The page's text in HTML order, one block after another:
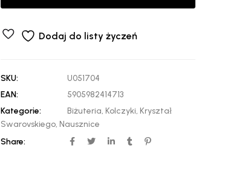
Dodaj do listy życzeń
SKU:
U051704
EAN:
5905982414713
Kategorie:
Biżuteria, Kolczyki, Kryształ
Swarovskiego, Nausznice
Share: